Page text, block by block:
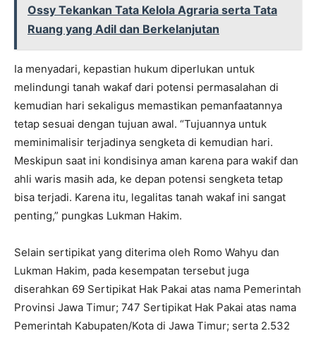
Ossy Tekankan Tata Kelola Agraria serta Tata
Ruang yang Adil dan Berkelanjutan
Ia menyadari, kepastian hukum diperlukan untuk
melindungi tanah wakaf dari potensi permasalahan di
kemudian hari sekaligus memastikan pemanfaatannya
tetap sesuai dengan tujuan awal. “Tujuannya untuk
meminimalisir terjadinya sengketa di kemudian hari.
Meskipun saat ini kondisinya aman karena para wakif dan
ahli waris masih ada, ke depan potensi sengketa tetap
bisa terjadi. Karena itu, legalitas tanah wakaf ini sangat
penting,” pungkas Lukman Hakim.
Selain sertipikat yang diterima oleh Romo Wahyu dan
Lukman Hakim, pada kesempatan tersebut juga
diserahkan 69 Sertipikat Hak Pakai atas nama Pemerintah
Provinsi Jawa Timur; 747 Sertipikat Hak Pakai atas nama
Pemerintah Kabupaten/Kota di Jawa Timur; serta 2.532